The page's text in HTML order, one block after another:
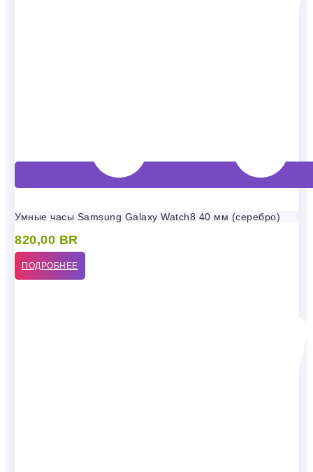
Умные часы Samsung Galaxy Watch8 40 мм (серебро)
820,00 BR
ПОДРОБНЕЕ